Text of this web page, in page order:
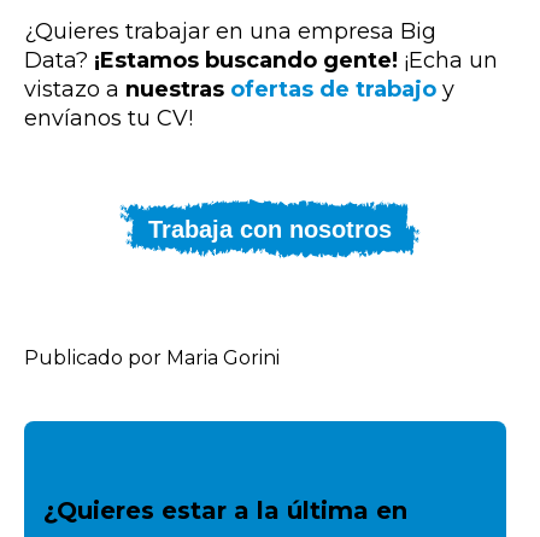
¿Quieres trabajar en una empresa Big
Data? ¡Estamos buscando gente! ¡Echa un
vistazo a nuestras ofertas de trabajo y
envíanos tu CV!
Trabaja con nosotros
Publicado por Maria Gorini
¿Quieres estar a la última en